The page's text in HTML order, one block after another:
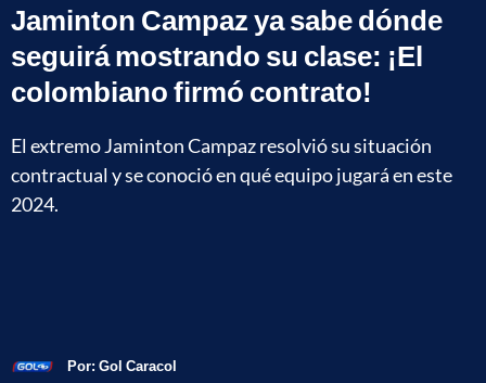
Jaminton Campaz ya sabe dónde
seguirá mostrando su clase: ¡El
colombiano firmó contrato!
El extremo Jaminton Campaz resolvió su situación
contractual y se conoció en qué equipo jugará en este
2024.
Por: Gol Caracol